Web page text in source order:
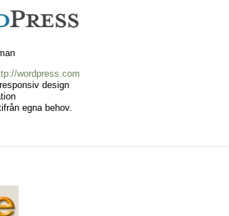
wordpress.com
design
egna behov.